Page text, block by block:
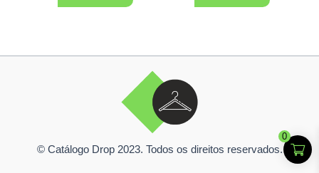
© Catálogo Drop 2023. Todos os direitos reservados.
0